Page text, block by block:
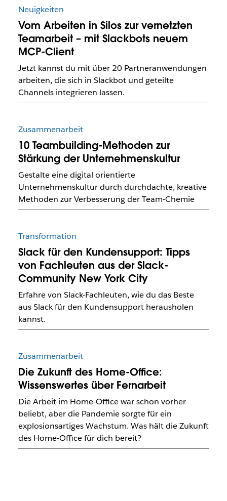
Neuigkeiten
Vom Arbeiten in Silos zur vernetzten
Teamarbeit – mit Slackbots neuem
MCP-Client
Jetzt kannst du mit über 20 Partneranwendungen
arbeiten, die sich in Slackbot und geteilte
Channels integrieren lassen.
Zusammenarbeit
10 Teambuilding-Methoden zur
Stärkung der Unternehmenskultur
Gestalte eine digital orientierte
Unternehmenskultur durch durchdachte, kreative
Methoden zur Verbesserung der Team-Chemie
Transformation
Slack für den Kundensupport: Tipps
von Fachleuten aus der Slack-
Community New York City
Erfahre von Slack-Fachleuten, wie du das Beste
aus Slack für den Kundensupport herausholen
kannst.
Zusammenarbeit
Die Zukunft des Home-Office:
Wissenswertes über Fernarbeit
Die Arbeit im Home-Office war schon vorher
beliebt, aber die Pandemie sorgte für ein
explosionsartiges Wachstum. Was hält die Zukunft
des Home-Office für dich bereit?